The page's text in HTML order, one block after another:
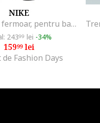
NIKE
Trening cu fermoar, pentru baschet Air Jordan, Rosu/Negru/Alb optic
24399 lei -34%
15999lei
Fashion Days